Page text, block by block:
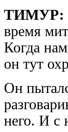
ТИМУР:
время
Когда
он тут
Он
него. И с